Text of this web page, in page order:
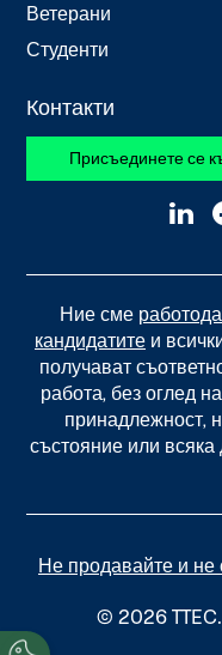
Ветерани
Студенти
Контакти
Присъединете се
Ние сме
кандидатите и
получават
работа, без оглед
принадлежност,
състояние или всяка
Не продавайте и не
© 2026 TTEC.